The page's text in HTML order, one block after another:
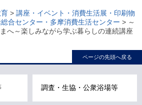
> 講座・イベント・消費生活展・印刷物
合センター・多摩消費生活センター > ～
へ～楽しみながら学ぶ暮らしの連続講座
ページの先頭へ戻る
調査・生協・公衆浴場等